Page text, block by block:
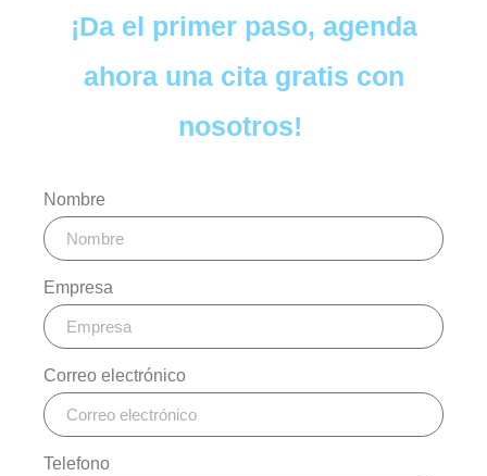
¡Da el primer paso, agenda
ahora una cita gratis con
nosotros!
Nombre
Empresa
Correo electrónico
Telefono